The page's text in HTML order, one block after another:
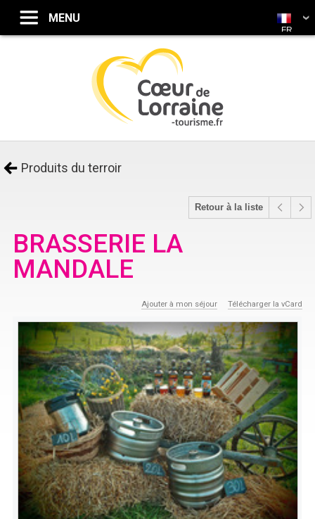
Produits du terroir
Retour à la liste
BRASSERIE LA
MANDALE
Ajouter à mon séjour Télécharger la vCard
FR